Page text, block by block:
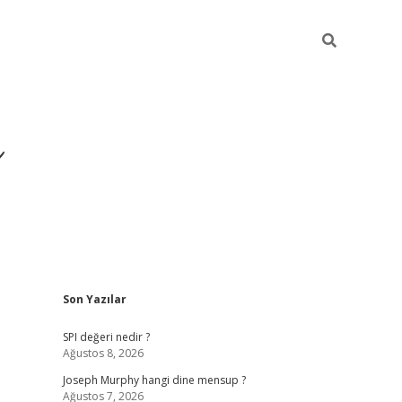
Sidebar
Son Yazılar
SPI değeri nedir ?
Ağustos 8, 2026
Joseph Murphy hangi dine mensup ?
Ağustos 7, 2026